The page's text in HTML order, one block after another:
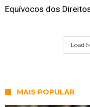
Equívocos dos
Load
MAIS POPULAR